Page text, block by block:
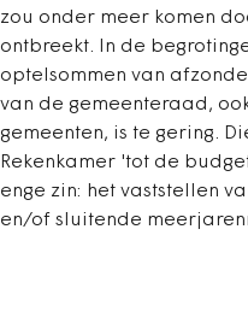
zou onder meer komen
ontbreekt. In de
optelsommen van
van de gemeenteraad,
gemeenten, is te gering.
Rekenkamer 'tot de
enge zin: het vaststellen
en/of sluitende